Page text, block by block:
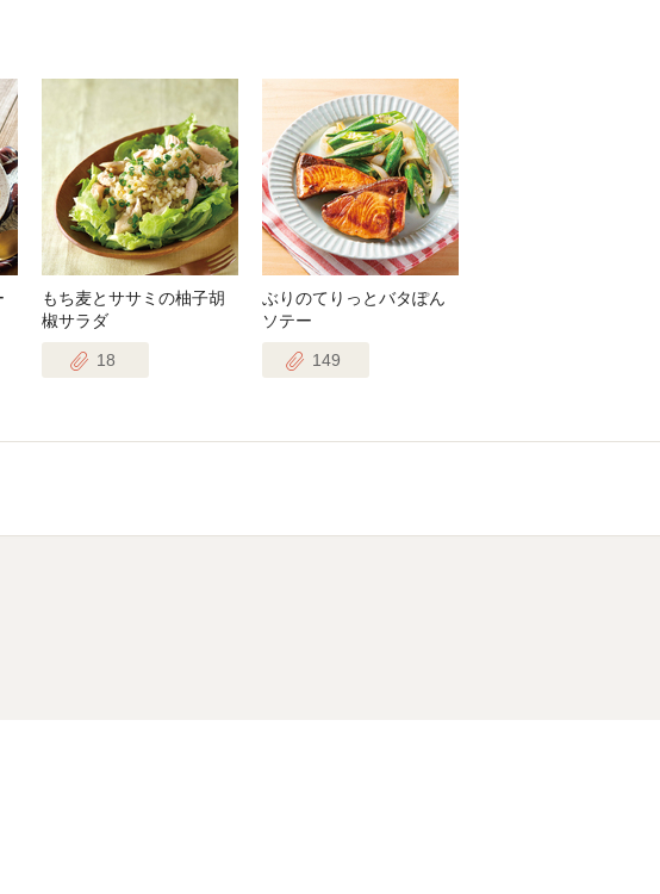
もち麦とササミの柚子胡
椒サラダ
18
ぶりのてりっとバタぽん
ソテー
149